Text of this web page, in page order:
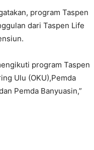
program Taspen
dari Taspen Life
program Taspen
Ulu (OKU),Pemda
Pemda Banyuasin,”